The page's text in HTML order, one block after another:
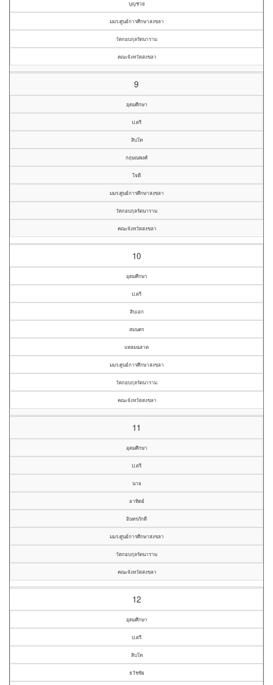
บุญช่วย
มมร.ศูนย์การศึกษาสงขลา
วัดกอบกุลรัตนาราม
คณะจังหวัดสงขลา
9
อุดมศึกษา
ป.ตรี
สิบโท
กฤษณพงศ์
ใจดี
มมร.ศูนย์การศึกษาสงขลา
วัดกอบกุลรัตนาราม
คณะจังหวัดสงขลา
10
อุดมศึกษา
ป.ตรี
สิบเอก
สมนคร
แหลมฉลาด
มมร.ศูนย์การศึกษาสงขลา
วัดกอบกุลรัตนาราม
คณะจังหวัดสงขลา
11
อุดมศึกษา
ป.ตรี
นาย
อาทิตย์
อินทรภักดี
มมร.ศูนย์การศึกษาสงขลา
วัดกอบกุลรัตนาราม
คณะจังหวัดสงขลา
12
อุดมศึกษา
ป.ตรี
สิบโท
ธวัชชัย